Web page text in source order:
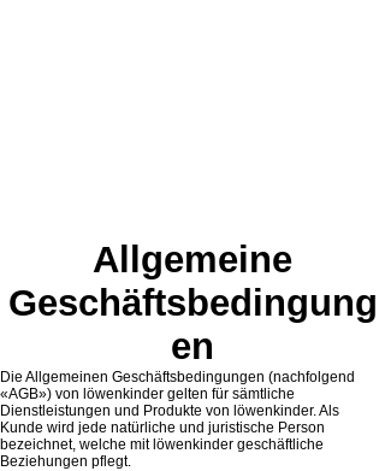
Allgemeine
Geschäftsbedingung
en
Die Allgemeinen Geschäftsbedingungen (nachfolgend
«AGB») von löwenkinder gelten für sämtliche
Dienstleistungen und Produkte von löwenkinder. Als
Kunde wird jede natürliche und juristische Person
bezeichnet, welche mit löwenkinder geschäftliche
Beziehungen pflegt.